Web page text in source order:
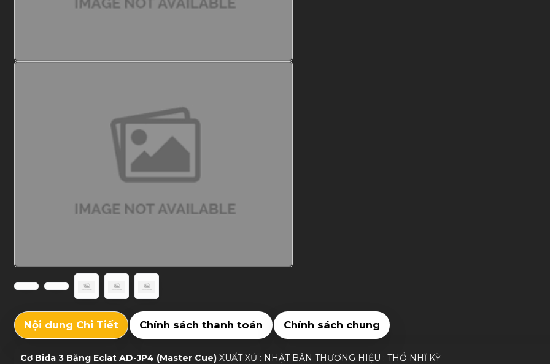
Nội dung Chi Tiết Chính sách thanh toán Chính sách chung
Cơ Bida 3 Băng Eclat AD-JP4 (Master Cue)XUẤT XỨ : NHẬT BẢN THƯƠNG HIỆU : THỔ NHĨ KỲ